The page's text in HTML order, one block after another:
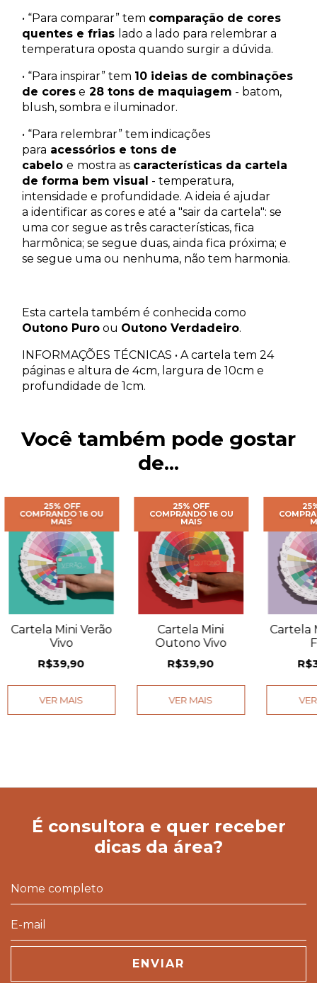
• “Para comparar” tem comparação de cores
quentes e frias lado a lado para relembrar a
temperatura oposta quando surgir a dúvida.
• “Para inspirar” tem 10 ideias de combinações
de cores e 28 tons de maquiagem - batom,
blush, sombra e iluminador.
• “Para relembrar” tem indicações
para acessórios e tons de
cabelo e mostra as características da cartela
de forma bem visual - temperatura,
intensidade e profundidade. A ideia é ajudar
a identificar as cores e até a "sair da cartela": se
uma cor segue as três características, fica
harmônica; se segue duas, ainda fica próxima; e
se segue uma ou nenhuma, não tem harmonia.
Esta cartela também é conhecida como
Outono Puro ou Outono Verdadeiro.
INFORMAÇÕES TÉCNICAS • A cartela tem 24
páginas e altura de 4cm, largura de 10cm e
profundidade de 1cm.
Você também pode gostar
de...
25% OFF
COMPRANDO 16 OU
MAIS
Cartela Mini Verão
Vivo
R$39,90
VER MAIS
25% OFF
COMPRANDO 16 OU
MAIS
Cartela Mini
Outono Vivo
R$39,90
VER MAIS
Cartela
É consultora e quer receber
dicas da área?